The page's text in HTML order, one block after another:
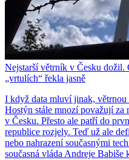
Nejstarší větrník v Česku dožil.
„vrtulích“ řekla jasně
I když data mluví jinak,
Hostýn stále mnozí považují za
v Česku. Přesto ale patří do
republice rozjely. Teď už ale
nebo nahrazení současnými
současná vláda Andreje